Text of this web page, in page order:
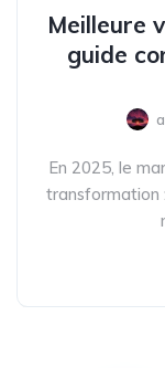
Meilleure
guide
En 2025, le
transformation